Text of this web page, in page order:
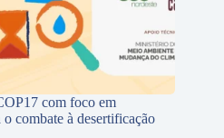
com foco em
combate à desertificação